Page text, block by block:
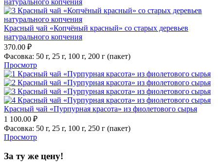
Красный чай «Копчёный красный» со старых деревьев
натурального копчения
370.00 ₽
Фасовка: 50 г, 25 г, 100 г, 200 г (пакет)
Просмотр
Красный чай «Пурпурная красота» из фиолетового сырья
1 100.00 ₽
Фасовка: 50 г, 25 г, 100 г, 250 г (пакет)
Просмотр
За ту же цену!